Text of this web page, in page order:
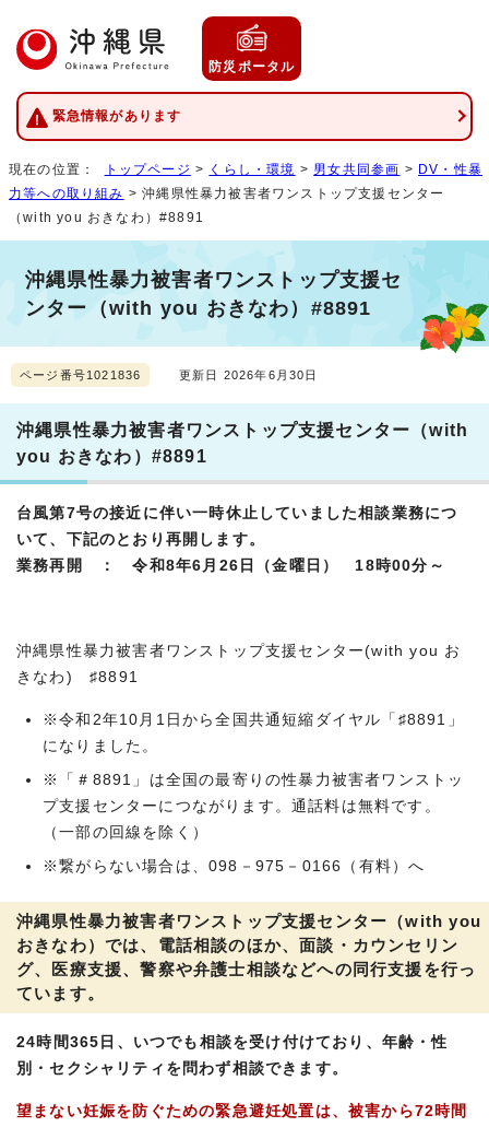
防災ポータル
緊急情報があります
現在の位置： トップページ > くらし・環境 > 男女共同参画 > DV・性暴
力等への取り組み > 沖縄県性暴力被害者ワンストップ支援センター
（with you おきなわ）#8891
沖縄県性暴力被害者ワンストップ支援セ
ンター（with you おきなわ）#8891
ページ番号1021836 更新日 2026年6月30日
沖縄県性暴力被害者ワンストップ支援センター（with
you おきなわ）#8891
台風第7号の接近に伴い一時休止していました相談業務につ
いて、下記のとおり再開します。
業務再開 ： 令和8年6月26日（金曜日） 18時00分～
沖縄県性暴力被害者ワンストップ支援センター(with you お
きなわ) ♯8891
※令和2年10月1日から全国共通短縮ダイヤル「♯8891」
になりました。
※「＃8891」は全国の最寄りの性暴力被害者ワンストッ
プ支援センターにつながります。通話料は無料です。
（一部の回線を除く）
※繋がらない場合は、098－975－0166（有料）へ
沖縄県性暴力被害者ワンストップ支援センター（with you
おきなわ）では、電話相談のほか、面談・カウンセリン
グ、医療支援、警察や弁護士相談などへの同行支援を行っ
ています。
24時間365日、いつでも相談を受け付けており、年齢・性
別・セクシャリティを問わず相談できます。
望まない妊娠を防ぐための緊急避妊処置は、被害から72時間